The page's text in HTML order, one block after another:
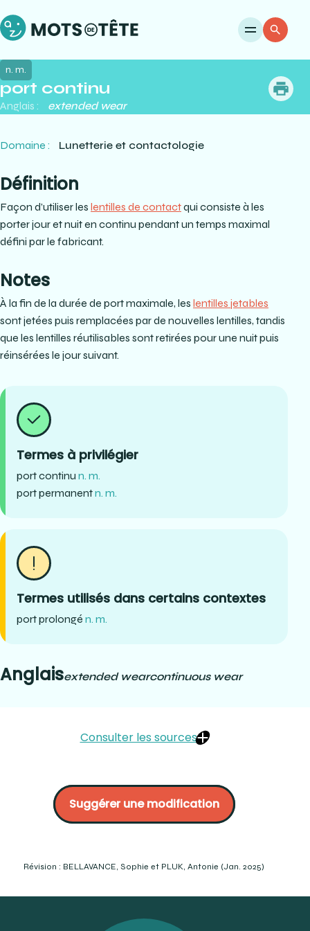
port continu
n. m.
Anglais : extended wear
Domaine : Lunetterie et contactologie
Définition
Façon d’utiliser les lentilles de contactqui consiste à les
porter jour et nuit en continu pendant un temps maximal
défini par le fabricant.
Notes
À la fin de la durée de port maximale, les lentilles jetables
sont jetées puis remplacées par de nouvelles lentilles, tandis
que les lentilles réutilisables sont retirées pour une nuit puis
réinsérées le jour suivant.
Termes à privilégier
port continu n. m.
port permanentn. m.
Termes utilisés dans certains contextes
port prolongé n. m.
Anglaisextended wearcontinuous wear
Consulter les sources
édition). Lavoisier Tec & Doc. P.1304-1305.
https://coopervision.fr/a-propos-des-lentilles-de-
contact/lentilles-de-contact-a-port-prolonge
15.
des-lentilles/ (Consulté le 2023-12-06)
Suggérer une modification
Révision : BELLAVANCE, Sophie et PLUK, Antonie (Jan. 2025)